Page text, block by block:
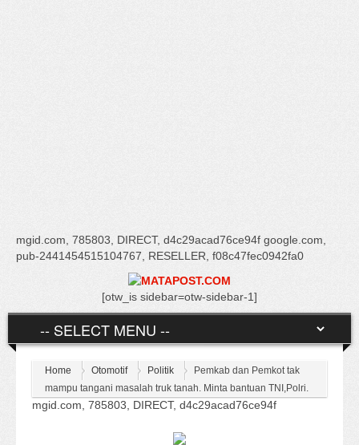
mgid.com, 785803, DIRECT, d4c29acad76ce94f google.com,
pub-2441454515104767, RESELLER, f08c47fec0942fa0
[otw_is sidebar=otw-sidebar-1]
Home Otomotif Politik
Pemkab dan Pemkot tak
mampu tangani masalah truk tanah. Minta bantuan TNI,Polri.
mgid.com, 785803, DIRECT, d4c29acad76ce94f